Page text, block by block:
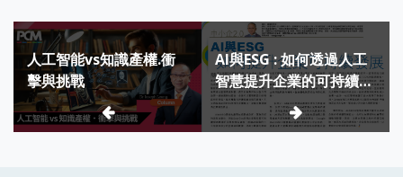
Post
navigation
人工智能vs知識產權.衝
擊與挑戰
AI與ESG : 如何透過人工
智慧提升企業的可持續發
展